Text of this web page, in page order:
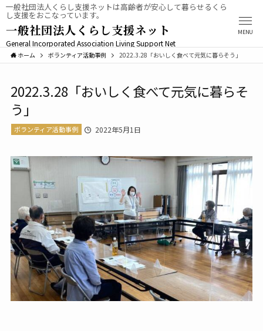
一般社団法人くらし支援ネットは高齢者が安心して暮らせるくら
し支援をおこなっています。
一般社団法人くらし支援ネット
General Incorporated Association Living Support Net
MENU
ホーム ボランティア活動事例 2022.3.28「おいしく食べて元気に暮らそう」
2022.3.28「おいしく食べて元気に暮らそ
う」
ボランティア活動事例 2022年5月1日